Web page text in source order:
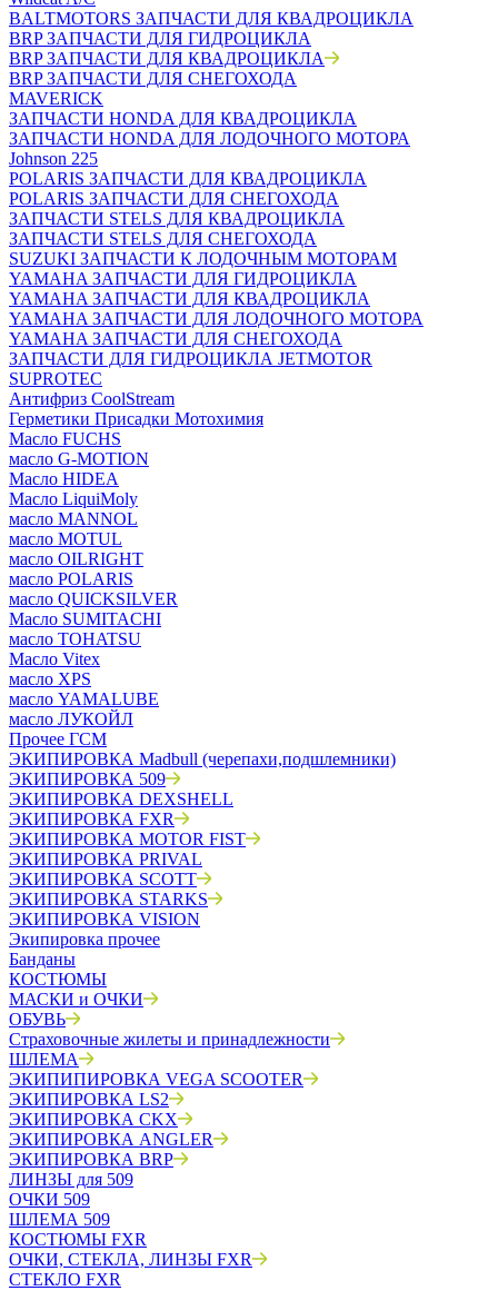
BALTMOTORS ЗАПЧАСТИ ДЛЯ КВАДРОЦИКЛА
BRP ЗАПЧАСТИ ДЛЯ ГИДРОЦИКЛА
BRP ЗАПЧАСТИ ДЛЯ КВАДРОЦИКЛА
BRP ЗАПЧАСТИ ДЛЯ СНЕГОХОДА
MAVERICK
ЗАПЧАСТИ HONDA ДЛЯ КВАДРОЦИКЛА
ЗАПЧАСТИ HONDA ДЛЯ ЛОДОЧНОГО МОТОРА
Johnson 225
POLARIS ЗАПЧАСТИ ДЛЯ КВАДРОЦИКЛА
POLARIS ЗАПЧАСТИ ДЛЯ СНЕГОХОДА
ЗАПЧАСТИ STELS ДЛЯ КВАДРОЦИКЛА
ЗАПЧАСТИ STELS ДЛЯ СНЕГОХОДА
SUZUKI ЗАПЧАСТИ К ЛОДОЧНЫМ МОТОРАМ
YAMAHA ЗАПЧАСТИ ДЛЯ ГИДРОЦИКЛА
YAMAHA ЗАПЧАСТИ ДЛЯ КВАДРОЦИКЛА
YAMAHA ЗАПЧАСТИ ДЛЯ ЛОДОЧНОГО МОТОРА
YAMAHA ЗАПЧАСТИ ДЛЯ СНЕГОХОДА
ЗАПЧАСТИ ДЛЯ ГИДРОЦИКЛА JETMOTOR
SUPROTEC
Антифриз CoolStream
Герметики Присадки Мотохимия
Масло FUCHS
масло G-MOTION
Масло HIDEA
Масло LiquiMoly
масло MANNOL
масло MOTUL
масло OILRIGHT
масло POLARIS
масло QUICKSILVER
Масло SUMITACHI
масло TOHATSU
Масло Vitex
масло XPS
масло YAMALUBE
масло ЛУКОЙЛ
Прочее ГСМ
ЭКИПИРОВКА Madbull (черепахи,подшлемники)
ЭКИПИРОВКА 509
ЭКИПИРОВКА DEXSHELL
ЭКИПИРОВКА FXR
ЭКИПИРОВКА MOTOR FIST
ЭКИПИРОВКА PRIVAL
ЭКИПИРОВКА SCOTT
ЭКИПИРОВКА STARKS
ЭКИПИРОВКА VISION
Экипировка прочее
Банданы
КОСТЮМЫ
МАСКИ и ОЧКИ
ОБУВЬ
Страховочные жилеты и принадлежности
ШЛЕМА
ЭКИПИПИРОВКА VEGA SCOOTER
ЭКИПИРОВКА LS2
ЭКИПИРОВКА CKX
ЭКИПИРОВКА ANGLER
ЭКИПИРОВКА BRP
ЛИНЗЫ для 509
ОЧКИ 509
ШЛЕМА 509
КОСТЮМЫ FXR
ОЧКИ, СТЕКЛА, ЛИНЗЫ FXR
СТЕКЛО FXR